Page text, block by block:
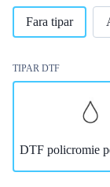
Fara tipar
TIPAR DTF
DTF policromie